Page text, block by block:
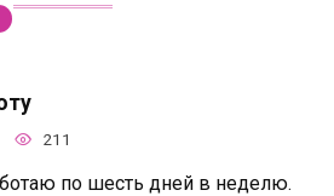
211
по шесть дней в неделю.